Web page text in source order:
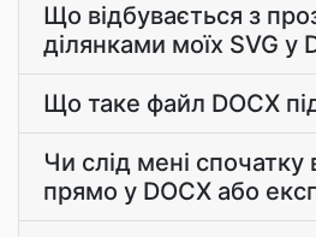
Що відбувається з
ділянками моїх SVG у
Що таке файл DOCX
Чи слід мені спочатку
прямо у DOCX або